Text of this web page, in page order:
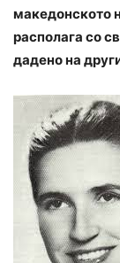
македонското
располага со
дадено на